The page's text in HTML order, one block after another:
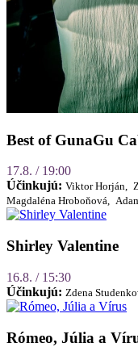
Best of GunaGu
17.8. / 19:00
Účinkujú: Viktor Horján,
Magdaléna Hroboňová,
Shirley Valentine
16.8. / 15:30
Účinkujú: Zdena
Rómeo, Júlia a